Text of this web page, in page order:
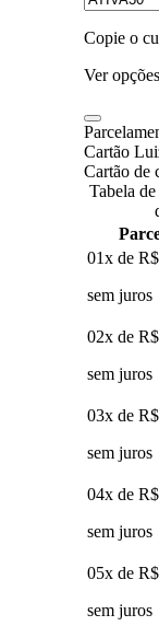
Copie o
Ver
Cartão
Cartão de
Tabela
01x de
sem juros
02x de
sem juros
03x de
sem juros
04x de
sem juros
05x de
sem juros